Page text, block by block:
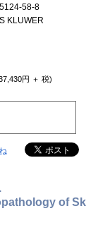
58-8
KLUWER
円 ＋ 税)
of Sk